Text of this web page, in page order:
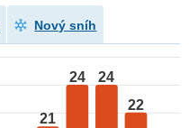
Nový sníh
21
24 24
22